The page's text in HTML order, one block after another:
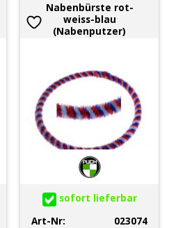
Nabenbürste rot-
weiss-blau
(Nabenputzer)
sofort lieferbar
Art-Nr:
023074